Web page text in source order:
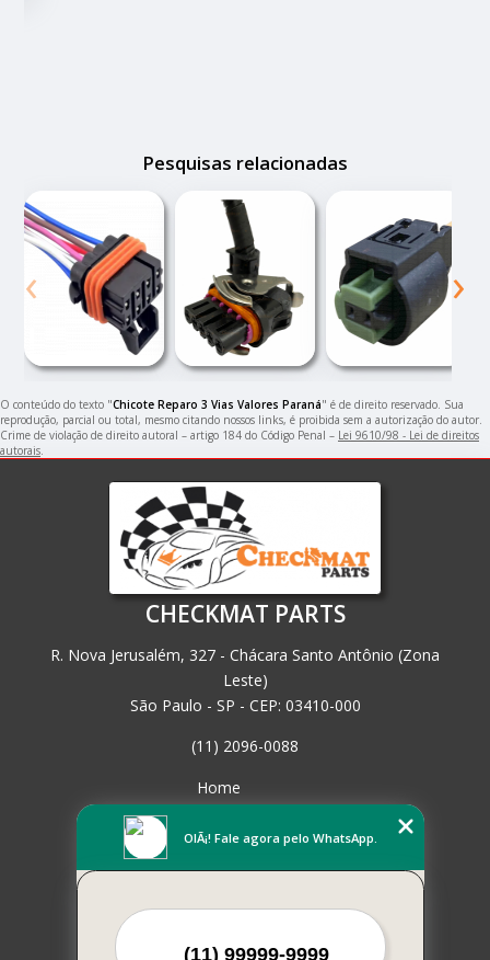
Pesquisas relacionadas
‹ ›
O conteúdo do texto "Chicote Reparo 3 Vias Valores Paraná" é de direito reservado. Sua
reprodução, parcial ou total, mesmo citando nossos links, é proibida sem a autorização do autor.
Crime de violação de direito autoral – artigo 184 do Código Penal – Lei 9610/98 - Lei de direitos
autorais.
CHECKMAT PARTS
R. Nova Jerusalém, 327 - Chácara Santo Antônio (Zona
Leste)
São Paulo - SP - CEP: 03410-000
(11) 2096-0088
Home
Missão
Mapa do site
OlÃ¡! Fale agora pelo WhatsApp.